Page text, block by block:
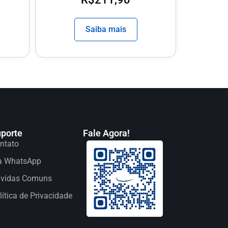
Saiba mais
WhatsApp
Comuns
de Privacidade
Fale Agora!